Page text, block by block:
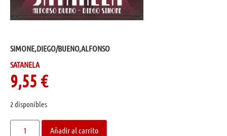
SIMONE,DIEGO/BUENO,ALFONSO
SATANELA
9,55 €
2 disponibles
Añadir al carrito